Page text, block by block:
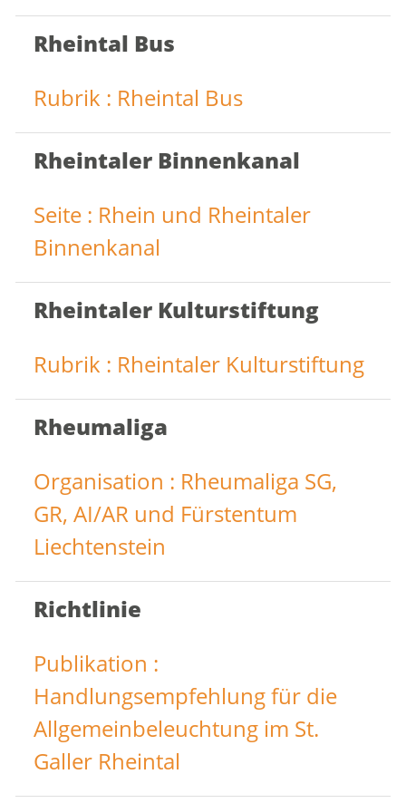
Rheintal Bus
Rubrik : Rheintal Bus
Rheintaler Binnenkanal
Seite : Rhein und Rheintaler
Binnenkanal
Rheintaler Kulturstiftung
Rubrik : Rheintaler Kulturstiftung
Rheumaliga
Organisation : Rheumaliga SG,
GR, AI/AR und Fürstentum
Liechtenstein
Richtlinie
Publikation :
Handlungsempfehlung für die
Allgemeinbeleuchtung im St.
Galler Rheintal